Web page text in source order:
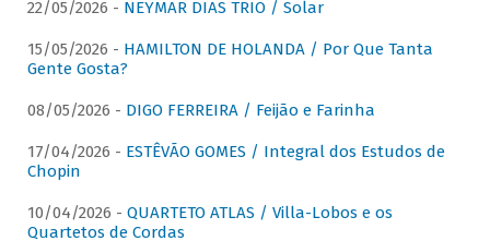
22/05/2026 - NEYMAR DIAS TRIO / Solar
15/05/2026 - HAMILTON DE HOLANDA / Por Que Tanta
Gente Gosta?
08/05/2026 - DIGO FERREIRA / Feijão e Farinha
17/04/2026 - ESTÊVÃO GOMES / Integral dos Estudos de
Chopin
10/04/2026 - QUARTETO ATLAS / Villa-Lobos e os
Quartetos de Cordas